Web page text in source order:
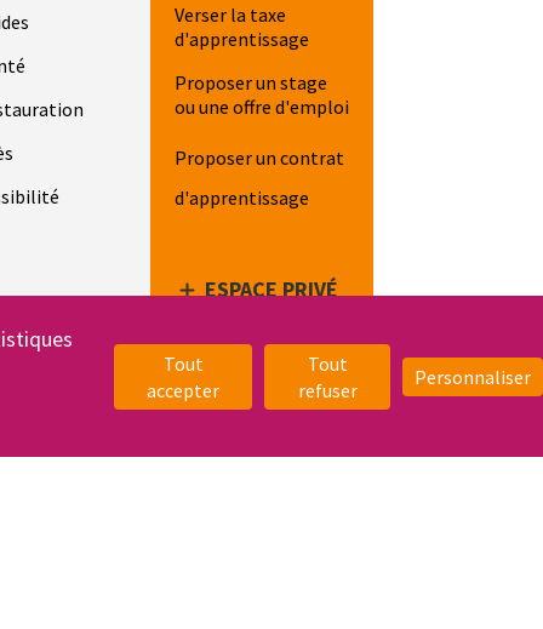
Verser la taxe
d'apprentissage
Proposer un stage
ou une offre d'emploi
Proposer un contrat
d'apprentissage
ESPACE PRIVÉ
NOUS
REJOINDRE
Tout
accepter
Tout
refuser
Personnaliser